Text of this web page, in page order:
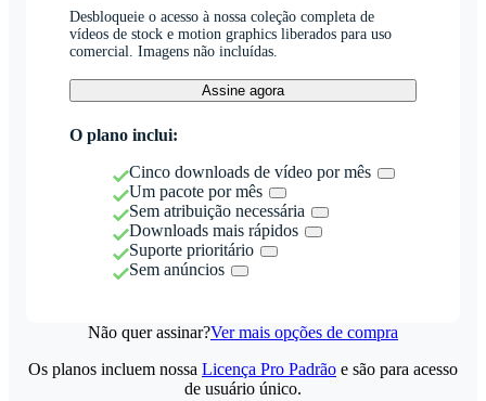
Desbloqueie o acesso à nossa coleção completa de
vídeos de stock e motion graphics liberados para uso
comercial. Imagens não incluídas.
Assine agora
O plano inclui:
Cinco downloads de vídeo por mês
Um pacote por mês
Sem atribuição necessária
Downloads mais rápidos
Suporte prioritário
Sem anúncios
Não quer assinar?Ver mais opções de compra
Os planos incluem nossa Licença Pro Padrão e são para acesso
de usuário único.